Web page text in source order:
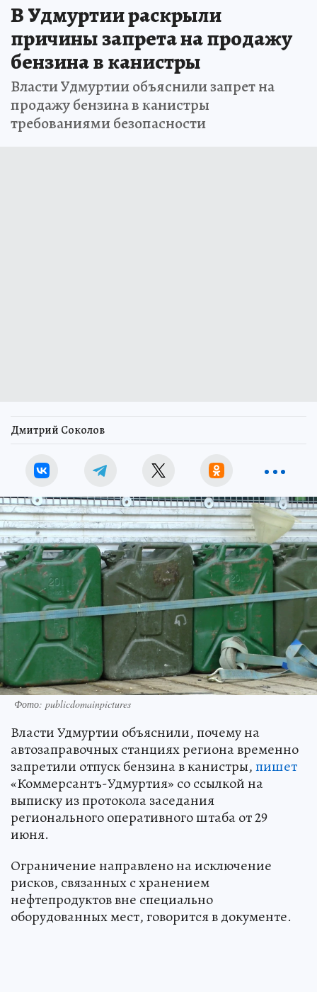
В Удмуртии раскрыли
причины запрета на продажу
бензина в канистры
Власти Удмуртии объяснили запрет на
продажу бензина в канистры
требованиями безопасности
Дмитрий Соколов
Фото: publicdomainpictures
Власти Удмуртии объяснили, почему на
автозаправочных станциях региона временно
запретили отпуск бензина в канистры,пишет
«Коммерсантъ-Удмуртия» со ссылкой на
выписку из протокола заседания
регионального оперативного штаба от 29
июня.
Ограничение направлено на исключение
рисков, связанных с хранением
нефтепродуктов вне специально
оборудованных мест, говорится в документе.